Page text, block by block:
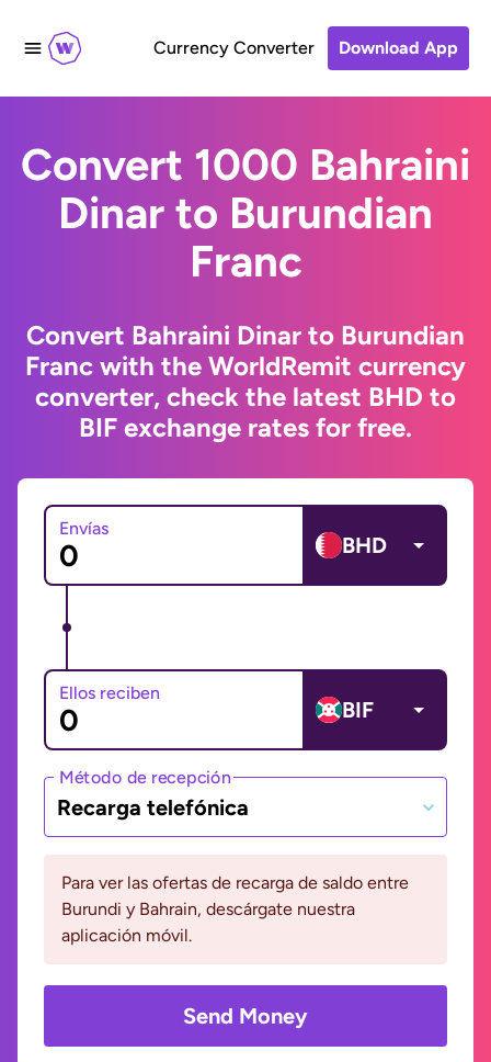
Currency Converter Download App
Convert 1000 Bahraini
Dinar to Burundian
Franc
Convert Bahraini Dinar to Burundian
Franc with the WorldRemit currency
converter, check the latest BHD to
BIF exchange rates for free.
Envías
BHD
Ellos reciben
BIF
Método de recepción
Recarga telefónica
Para ver las ofertas de recarga de saldo entre
Burundi y Bahrain, descárgate nuestra
aplicación móvil.
Send Money